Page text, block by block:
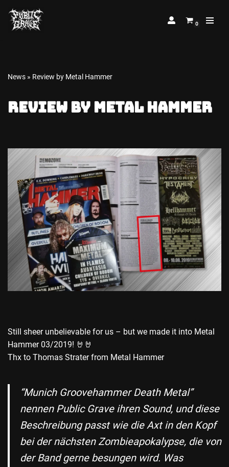
Skip
0
News » Review by Metal Hammer
Review by Metal Hammer
Still sheer unbelievable for us – but we made it into Metal
Hammer 03/2019! 🤘🤘
Thx to Thomas Strater from Metal Hammer
“Munich Groovehammer Death Metal”
nennen Public Grave ihren Sound, und diese
Beschreibung passt wie die Axt in den Kopf
bei der nächsten Zombieapokalypse, die von
der Band gerne besungen wird. Was